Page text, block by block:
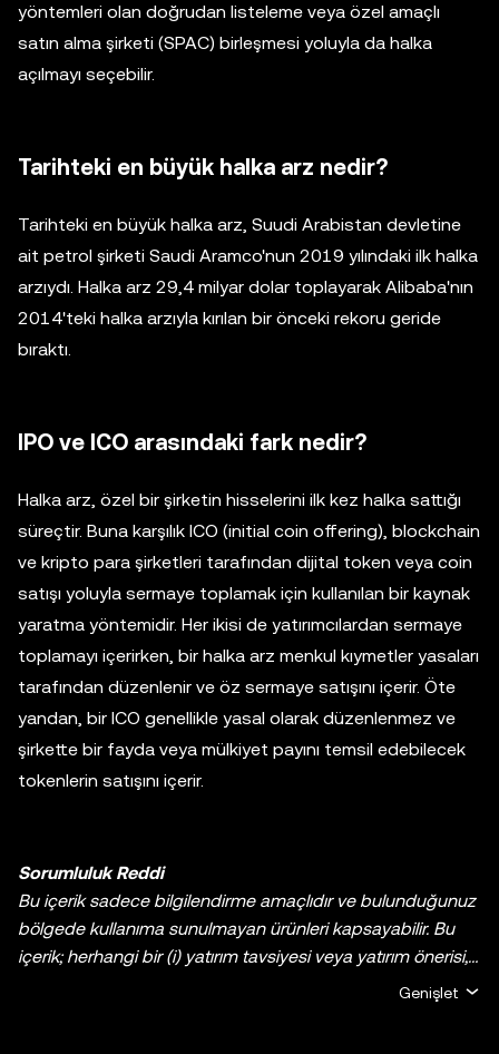
yöntemleri olan doğrudan listeleme veya özel amaçlı
satın alma şirketi (SPAC) birleşmesi yoluyla da halka
açılmayı seçebilir.
Tarihteki en büyük halka arz nedir?
Tarihteki en büyük halka arz, Suudi Arabistan devletine
ait petrol şirketi Saudi Aramco'nun 2019 yılındaki ilk halka
arzıydı. Halka arz 29,4 milyar dolar toplayarak Alibaba'nın
2014'teki halka arzıyla kırılan bir önceki rekoru geride
bıraktı.
IPO ve ICO arasındaki fark nedir?
Halka arz, özel bir şirketin hisselerini ilk kez halka sattığı
süreçtir. Buna karşılık ICO (initial coin offering), blockchain
ve kripto para şirketleri tarafından dijital token veya coin
satışı yoluyla sermaye toplamak için kullanılan bir kaynak
yaratma yöntemidir. Her ikisi de yatırımcılardan sermaye
toplamayı içerirken, bir halka arz menkul kıymetler yasaları
tarafından düzenlenir ve öz sermaye satışını içerir. Öte
yandan, bir ICO genellikle yasal olarak düzenlenmez ve
şirkette bir fayda veya mülkiyet payını temsil edebilecek
tokenlerin satışını içerir.
Sorumluluk Reddi
Bu içerik sadece bilgilendirme amaçlıdır ve bulunduğunuz
bölgede kullanıma sunulmayan ürünleri kapsayabilir. Bu
içerik; herhangi bir (i) yatırım tavsiyesi veya yatırım önerisi,
(ii) kripto varlıklarının/dijital varlıkların satın alınmasına,
Genişlet